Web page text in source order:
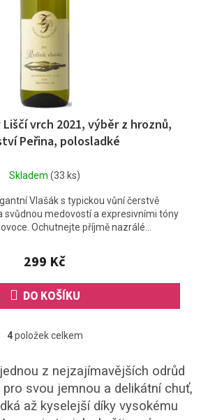
vrch 2021, výběr z hroznů,
Peřina, polosladké
Skladem (33 ks)
299 Kč
DO KOŠÍKU
Vlašák s typickou vůní čerstvě
svůdnou medovostí a expresivními tóny
Ochutnejte příjmě nazrálé...
O
l
á
d
a
4položek celkem
z nejzajímavějších odrůd
svou jemnou a delikátní chuť,
až kyselejší díky vysokému